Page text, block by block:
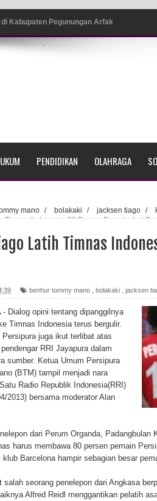
Kabupaten Pegunungan Arfak
di Air Terjun Memti Belum Hasil, Polisi
Kasus Pencurian Dan Mengamankan
di Ujung Barat Papua
Jayapura Selatan
Waspada Susulan
Tumpukan Sampah dengan Menghambur
Agustina Ester Bonsapia
Siapkan 1000 Kuota Beasiswa Mace
CSR untuk RS Bhayangkara Polda
.
PENDIDIKAN OLAHRAGA
mano / bolakaki / jacksen tiago /
Timnas Indonesia, 80 Persen Pemain dari
Latih Timnas
benhur tommy mano bolakaki jacksen
- Dialog opini tentang dipanggilnya
Timnas Indonesia terus bergulir.
juga ikut terlibat atas
RRI Jayapura dalam
sumber. Ketua Umum Persipura
(BTM) tampil menjadi nara
Radio Republik Indonesia(RRI)
2013) bersama moderator Alan
dari Perum Organda,
harus membawa 80 persen pemain
klub Barcelona hampir sebagian besar
salah seorang penelepon dari Angkasa
Alfred Reidl menggantikan pelatih